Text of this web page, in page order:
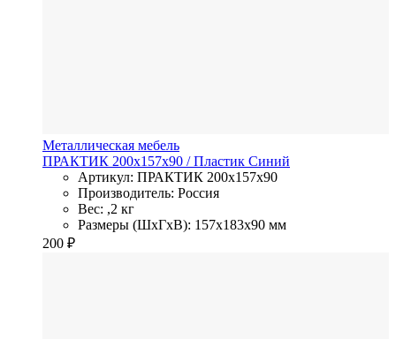
Металлическая мебель
ПРАКТИК 200х157х90 / Пластик Синий
Артикул: ПРАКТИК 200х157х90
Производитель: Россия
Вес: ,2 кг
Размеры (ШхГхВ): 157x183x90 мм
200 ₽